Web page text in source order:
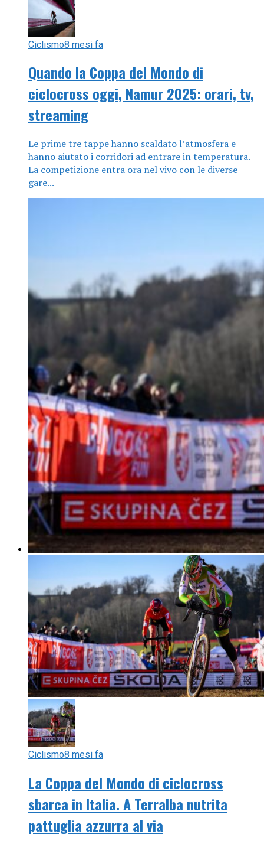
Ciclismo8 mesi fa
Quando la Coppa del Mondo di
ciclocross oggi, Namur 2025: orari, tv,
streaming
Le prime tre tappe hanno scaldato l’atmosfera e
hanno aiutato i corridori ad entrare in temperatura.
La competizione entra ora nel vivo con le diverse
gare...
Ciclismo8 mesi fa
La Coppa del Mondo di ciclocross
sbarca in Italia. A Terralba nutrita
pattuglia azzurra al via